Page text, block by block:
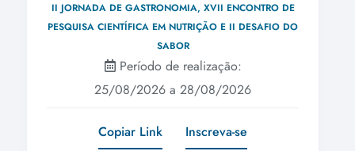
II JORNADA DE GASTRONOMIA, XVII ENCONTRO DE
PESQUISA CIENTÍFICA EM NUTRIÇÃO E II DESAFIO DO
SABOR
Período de realização:
25/08/2026 a 28/08/2026
Copiar Link Inscreva-se